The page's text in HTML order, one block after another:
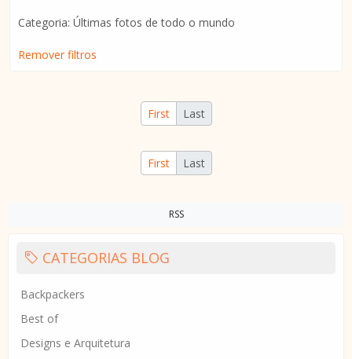
Categoria: Últimas fotos de todo o mundo
Remover filtros
First Last
First Last
RSS
CATEGORIAS BLOG
Backpackers
Best of
Designs e Arquitetura